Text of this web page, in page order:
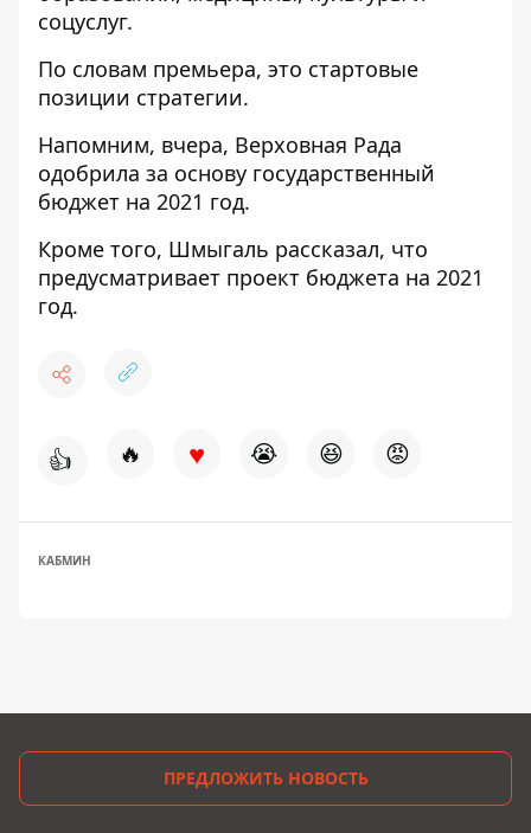
соцуслуг.
По словам премьера, это стартовые
позиции стратегии.
Напомним, вчера, Верховная Рада
одобрила за основу государственный
бюджет на 2021 год.
Кроме того, Шмыгаль рассказал, что
предусматривает проект бюджета на 2021
год.
👍 🔥 ♥ 😭 😆 😡
КАБМИН
ПРЕДЛОЖИТЬ НОВОСТЬ